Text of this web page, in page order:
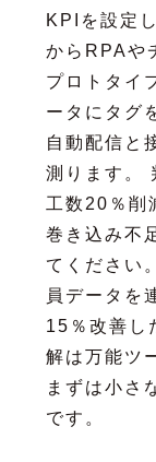
KPIを設定
からRPAや
プロトタイ
ータにタグ
自動配信と
測ります。
工数20％削
巻き込み不
てください
員データを
15％改善し
解は万能ツ
まずは小さ
です。